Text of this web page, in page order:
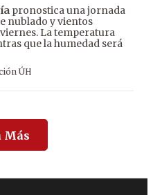
pronostica una jornada
nublado y vientos
La temperatura
que la humedad será
ÚH
Más